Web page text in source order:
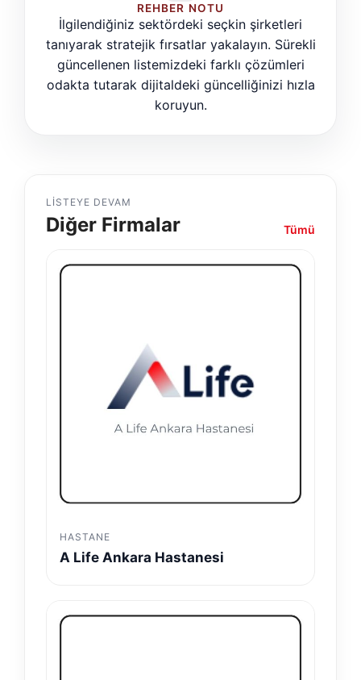
REHBER NOTU
İlgilendiğiniz sektördeki seçkin şirketleri
tanıyarak stratejik fırsatlar yakalayın. Sürekli
güncellenen listemizdeki farklı çözümleri
odakta tutarak dijitaldeki güncelliğinizi hızla
koruyun.
LISTEYE DEVAM
Diğer Firmalar Tümü
HASTANE
A Life Ankara Hastanesi